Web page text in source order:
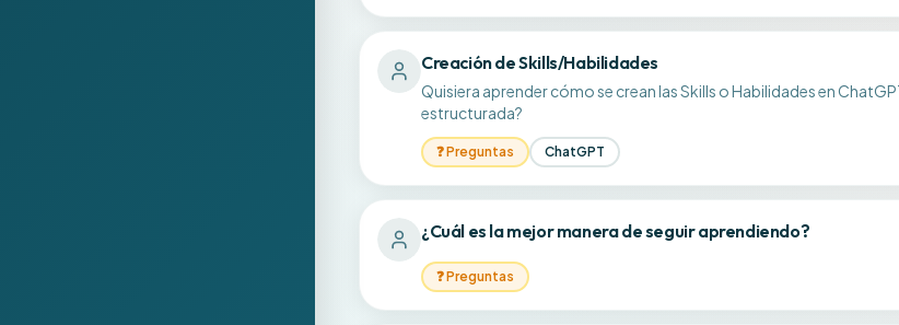
Creación de Skills/Habilidades
Quisiera aprender cómo se crean las Skills o Habilidades en
estructurada?
❓Preguntas ChatGPT
¿Cuál es la mejor manera de seguir aprendiendo?
❓Preguntas